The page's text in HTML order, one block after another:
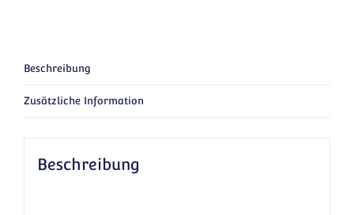
Beschreibung
Zusätzliche Information
Beschreibung